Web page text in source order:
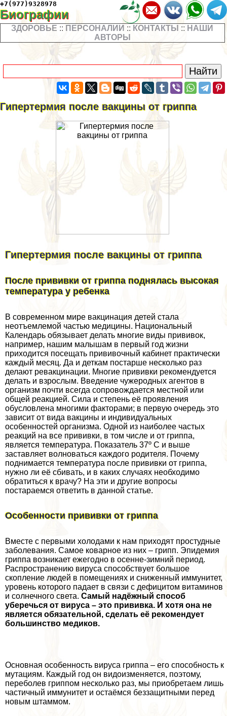
+7(977)9328978
Биографии
ЗДОРОВЬЕ :: ПЕРСОНАЛИИ :: КОНТАКТЫ :: НАШИ
АВТОРЫ
Гипертермия после вакцины от гриппа
Гипертермия после вакцины от гриппа
После прививки от гриппа поднялась высокая
температура у ребенка
В современном мире вакцинация детей стала
неотъемлемой частью медицины. Национальный
Календарь обязывает делать многие виды прививок,
например, нашим малышам в первый год жизни
приходится посещать прививочный кабинет пpaктически
каждый месяц. Да и деткам постарше несколько раз
делают ревакцинации. Многие прививки рекомендуется
делать и взрослым. Введение чужеродных агентов в
организм почти всегда сопровождается местной или
общей реакцией. Сила и степень её проявления
обусловлена многими факторами; в первую очередь это
зависит от вида вакцины и индивидуальных
особенностей организма. Одной из наиболее частых
реакций на все прививки, в том числе и от гриппа,
является температура. Показатель 37º С и выше
заставляет волноваться каждого родителя. Почему
поднимается температура после прививки от гриппа,
нужно ли её сбивать, и в каких случаях необходимо
обратиться к врачу? На эти и другие вопросы
постараемся ответить в данной статье.
Особенности прививки от гриппа
Вместе с первыми холодами к нам приходят простудные
заболевания. Самое коварное из них – грипп. Эпидемия
гриппа возникает ежегодно в осенне-зимний период.
Распространению вируса способствует большое
скопление людей в помещениях и сниженный иммунитет,
уровень которого падает в связи с дефицитом витаминов
и солнечного света. Самый надёжный способ
уберечься от вируса – это прививка. И хотя она не
является обязательной, сделать её рекомендует
большинство медиков.
Основная особенность вируса гриппа – его способность к
мутациям. Каждый год он видоизменяется, поэтому,
переболев гриппом несколько раз, мы приобретаем лишь
частичный иммунитет и остаёмся беззащитными перед
новым штаммом.